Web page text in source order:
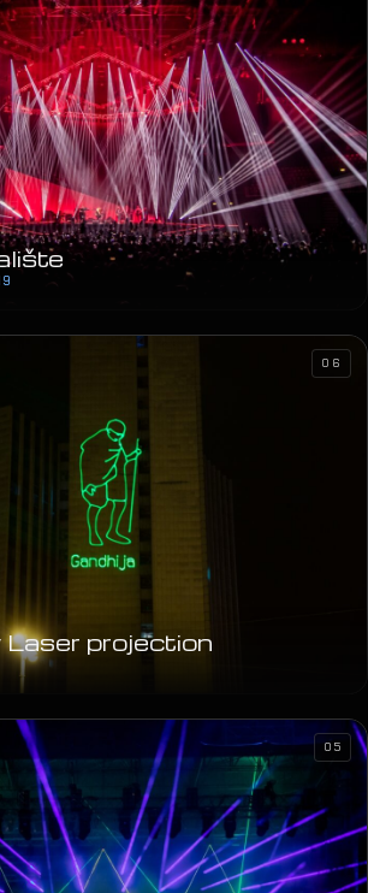
Laser projection
06
05